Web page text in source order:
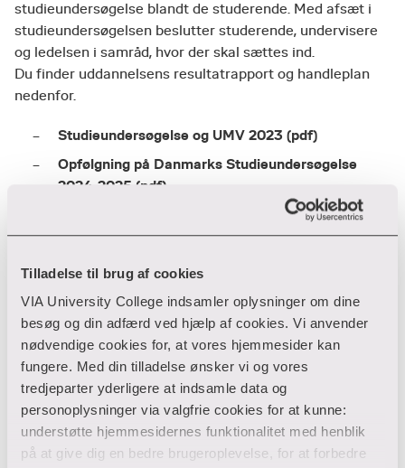
Tilladelse til brug af cookies
VIA University College indsamler oplysninger om dine
besøg og din adfærd ved hjælp af cookies. Vi anvender
nødvendige cookies for, at vores hjemmesider kan
fungere. Med din tilladelse ønsker vi og vores
tredjeparter yderligere at indsamle data og
personoplysninger via valgfrie cookies for at kunne:
understøtte hjemmesidernes funktionalitet med henblik
på at give dig en bedre brugeroplevelse, for at forbedre
studieundersøgelse blandt de studerende. Med afsæt i
studieundersøgelsen beslutter studerende, undervisere
og ledelsen i samråd, hvor der skal sættes ind.
Du finder uddannelsens resultatrapport og handleplan
nedenfor.
Studieundersøgelse og UMV 2023 (pdf)
Opfølgning på Danmarks Studieundersøgelse
2024-2025 (pdf)
Studieordning og bekendtgørelse
Se bekendtgørelse for uddannelsen
Studieaktivitetsmodel
Læs om studieaktiviteter på VIA
Karakterer og statistikker
Se karakterer og statistikker for VIAs
uddannelser